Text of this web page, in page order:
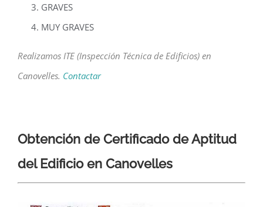
GRAVES
MUY GRAVES
Realizamos ITE (Inspección Técnica de Edificios) en
Canovelles. Contactar
Obtención de Certificado de Aptitud
del Edificio en Canovelles